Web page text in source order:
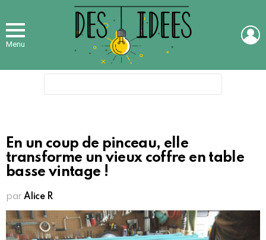
Menu
En un coup de pinceau, elle
transforme un vieux coffre en table
basse vintage !
par Alice R